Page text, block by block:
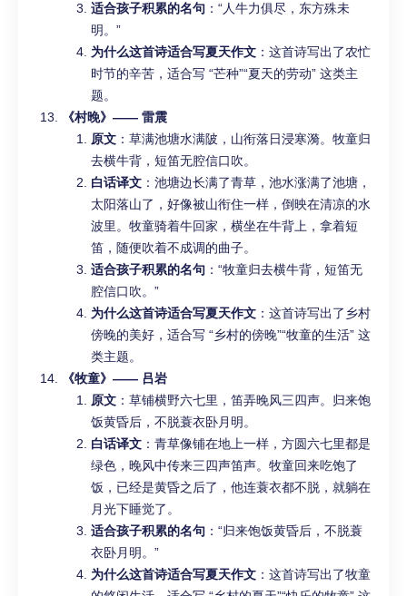
适合孩子积累的名句 ：“人牛力俱尽，东方殊未
明。”
为什么这首诗适合写夏天作文 ：这首诗写出了农忙
时节的辛苦，适合写 “芒种”“夏天的劳动” 这类主
题。
《村晚》—— 雷震
原文 ：草满池塘水满陂，山衔落日浸寒漪。牧童归
去横牛背，短笛无腔信口吹。
白话译文 ：池塘边长满了青草，池水涨满了池塘，
太阳落山了，好像被山衔住一样，倒映在清凉的水
波里。牧童骑着牛回家，横坐在牛背上，拿着短
笛，随便吹着不成调的曲子。
适合孩子积累的名句 ：“牧童归去横牛背，短笛无
腔信口吹。”
为什么这首诗适合写夏天作文 ：这首诗写出了乡村
傍晚的美好，适合写 “乡村的傍晚”“牧童的生活” 这
类主题。
《牧童》—— 吕岩
原文 ：草铺横野六七里，笛弄晚风三四声。归来饱
饭黄昏后，不脱蓑衣卧月明。
白话译文 ：青草像铺在地上一样，方圆六七里都是
绿色，晚风中传来三四声笛声。牧童回来吃饱了
饭，已经是黄昏之后了，他连蓑衣都不脱，就躺在
月光下睡觉了。
适合孩子积累的名句 ：“归来饱饭黄昏后，不脱蓑
衣卧月明。”
为什么这首诗适合写夏天作文 ：这首诗写出了牧童